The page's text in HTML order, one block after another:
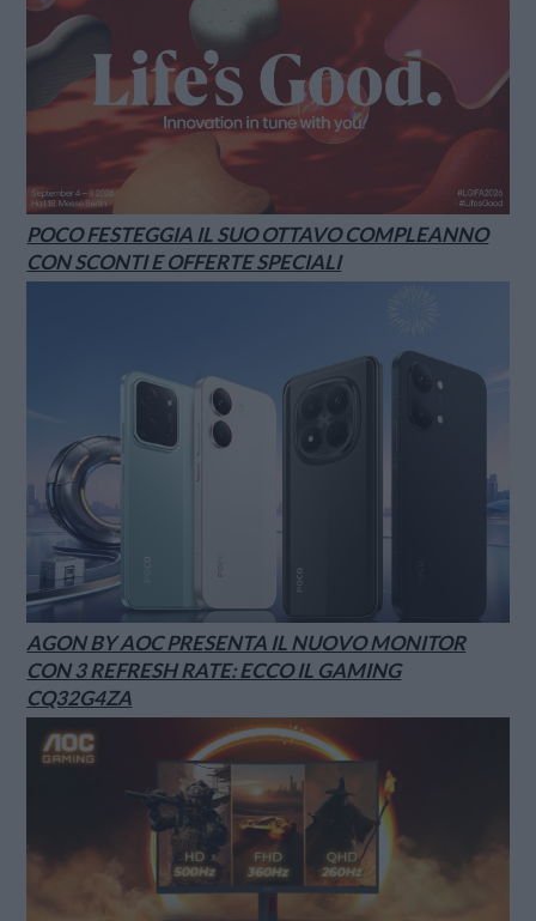
POCO FESTEGGIA IL SUO OTTAVO COMPLEANNO
CON SCONTI E OFFERTE SPECIALI
AGON BY AOC PRESENTA IL NUOVO MONITOR
CON 3 REFRESH RATE: ECCO IL GAMING
CQ32G4ZA